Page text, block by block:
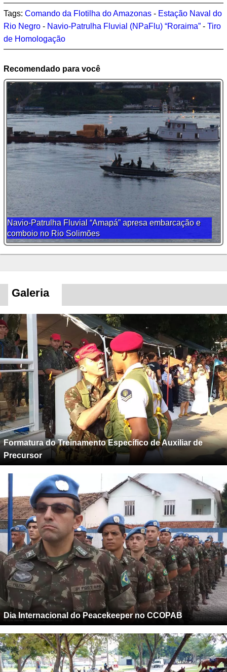
Tags: Comando da Flotilha do Amazonas - Estação Naval do
Rio Negro - Navio-Patrulha Fluvial (NPaFlu) “Roraima” - Tiro
de Homologação
Recomendado para você
Navio-Patrulha Fluvial “Amapá” apresa embarcação e
comboio no Rio Solimões
Galeria
Formatura do Treinamento Específico de Auxiliar de
Precursor
Dia Internacional do Peacekeeper no CCOPAB